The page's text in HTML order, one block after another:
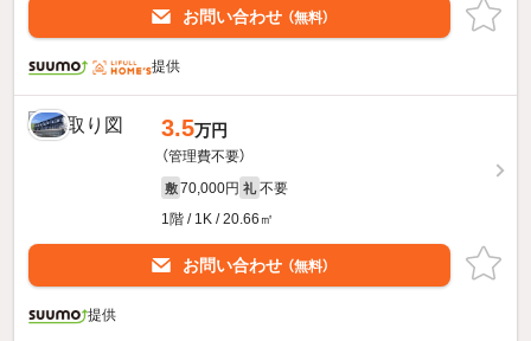
お問い合わせ （無料）
提供
3.5万円
（管理費不要）
敷 70,000円 礼 不要
1階 / 1K / 20.66㎡
お問い合わせ （無料）
提供